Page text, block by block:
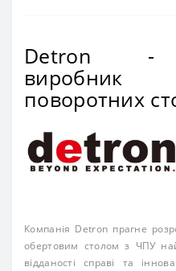
Detron -
виробник
поворотних
Компанія Detron прагне
обертовим столом з ЧПУ
відданості справі та